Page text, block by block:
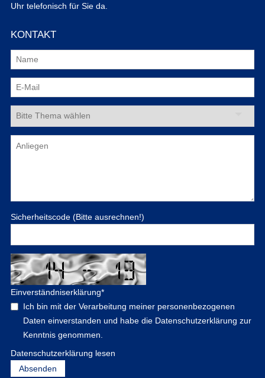
Uhr telefonisch für Sie da.
KONTAKT
Sicherheitscode (Bitte ausrechnen!)
Einverständniserklärung*
Ich bin mit der Verarbeitung meiner personenbezogenen
Daten einverstanden und habe die Datenschutzerklärung zur
Kenntnis genommen.
Datenschutzerklärung lesen